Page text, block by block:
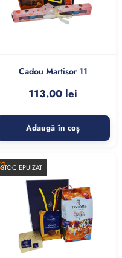
Cadou Martisor 11
113.00 lei
Adaugă în coș
STOC EPUIZAT